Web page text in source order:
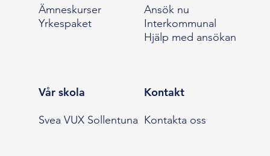
Ämneskurser
Yrkespaket
Ansök nu
Interkommunal
Hjälp med ansökan
Vår skola
Svea VUX Sollentuna
Kontakt
Kontakta oss